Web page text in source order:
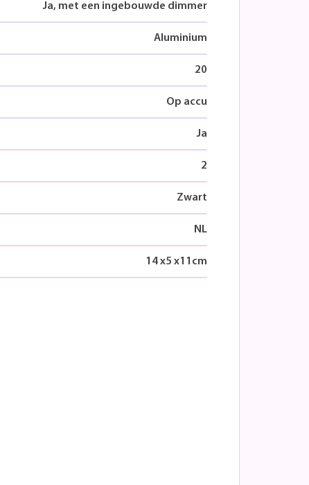
Ja, met een ingebouwde dimmer
Aluminium
20
Op accu
Ja
2
Zwart
NL
14x5 x11 cm